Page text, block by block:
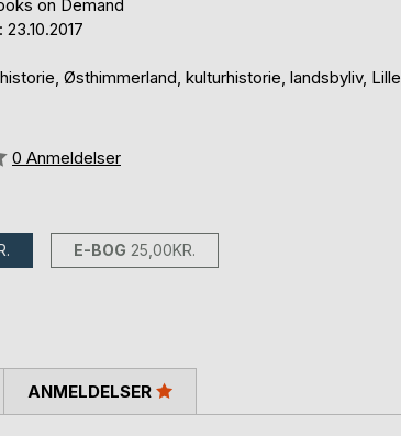
on Demand
Østhimmerland, kulturhistorie, landsbyliv, Lille
0 Anmeldelser
E-BOG 25,00KR.
ANMELDELSER